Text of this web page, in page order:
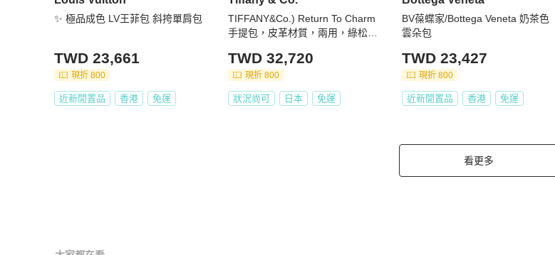
✨ 極品成色 LV王菲包 斜挎單肩包
TWD 23,661
現折 800
近新閒置品 香港 免運
TIFFANY&Co.) Return To Charm
手提包，皮革材質，兩用，綠松石
TWD 32,720
現折 800
狀況尚可 日本 免運
BV葆蝶家/Bottega Veneta 奶茶色
雲朵包
TWD 23,427
現折 800
近新閒置品 香港 免運
看更多